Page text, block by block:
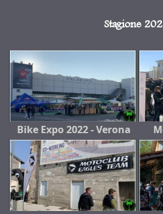
Stagione
Bike Expo 2022 - Verona